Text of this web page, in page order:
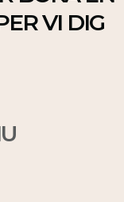
VI DIG